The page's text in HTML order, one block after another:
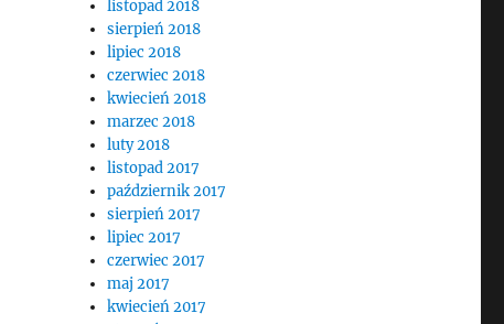
listopad 2018
sierpień 2018
lipiec 2018
czerwiec 2018
kwiecień 2018
marzec 2018
luty 2018
listopad 2017
październik 2017
sierpień 2017
lipiec 2017
czerwiec 2017
maj 2017
kwiecień 2017